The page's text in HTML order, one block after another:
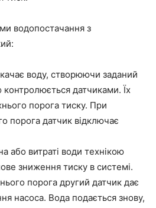
водопостачання з
воду, створюючи заданий
контролюється датчиками. Їх
порога тиску. При
порога датчик відключає
або витраті води технікою
зниження тиску в системі.
порога другий датчик дає
насоса. Вода подається знову,